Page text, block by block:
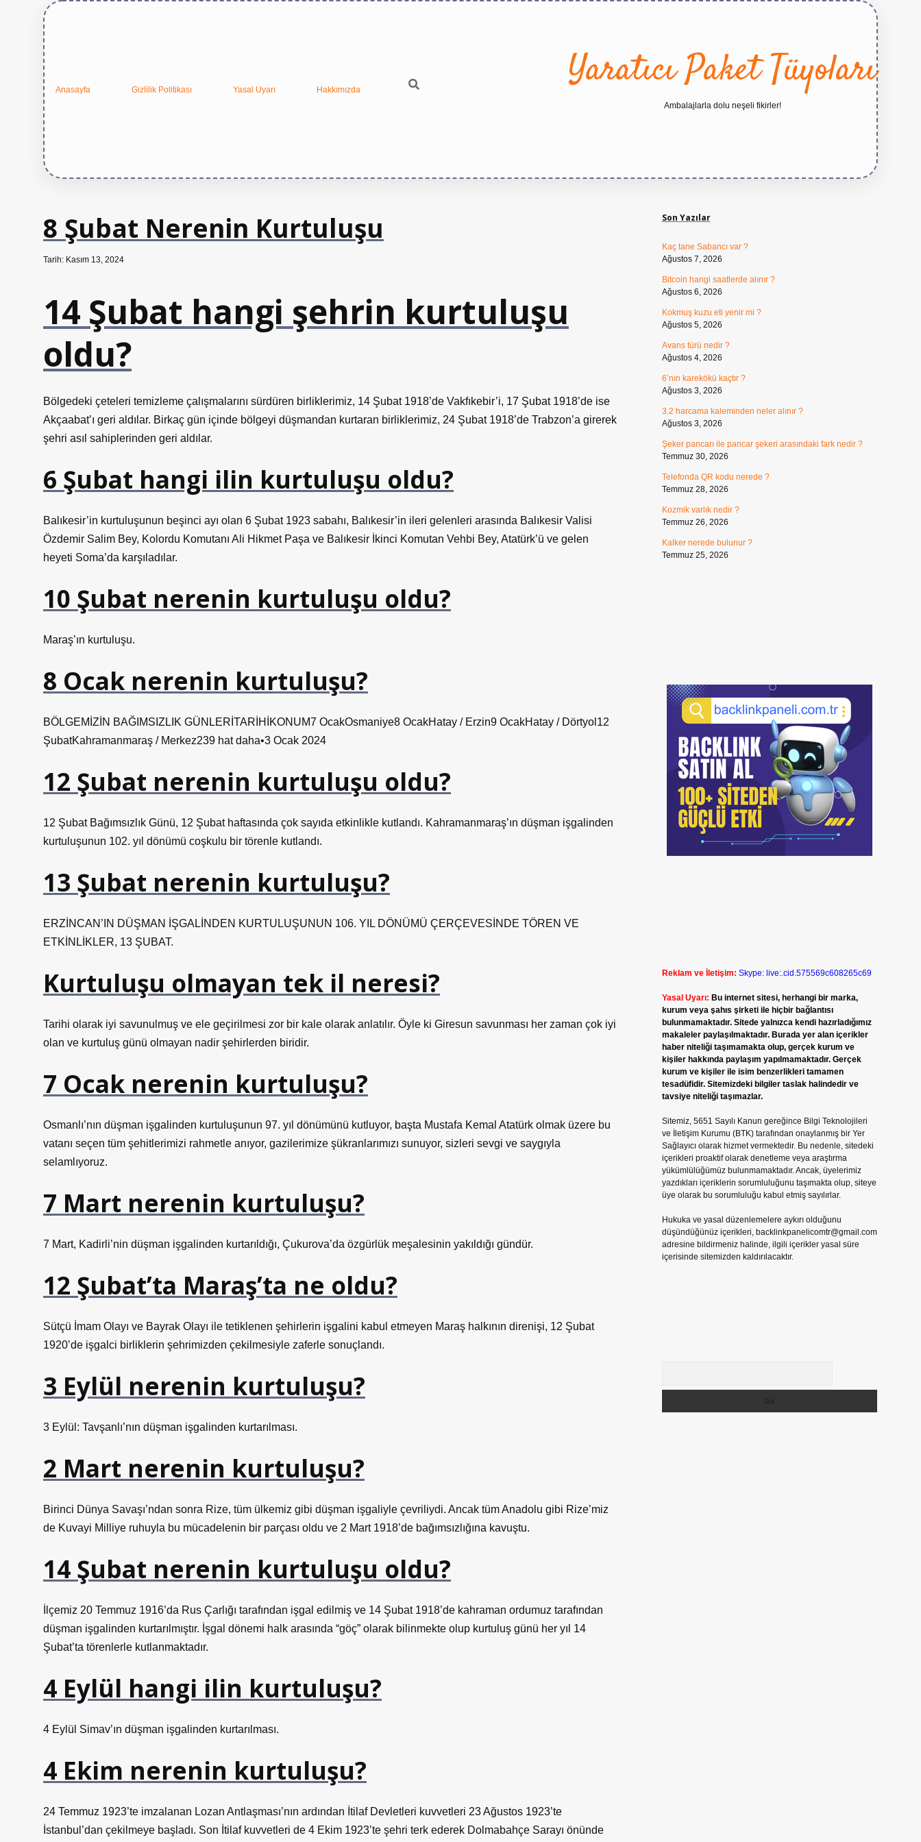
Anasayfa Gizlilik Politikası Yasal Uyarı Hakkımızda Yaratıcı Paket Tüyoları
Ambalajlarla dolu neşeli fikirler!
8 Şubat Nerenin Kurtuluşu
Tarih: Kasım 13, 2024
14 Şubat hangi şehrin kurtuluşu
oldu?
Bölgedeki çeteleri temizleme çalışmalarını sürdüren birliklerimiz, 14 Şubat 1918’de Vakfıkebir’i, 17 Şubat 1918’de ise
Akçaabat’ı geri aldılar. Birkaç gün içinde bölgeyi düşmandan kurtaran birliklerimiz, 24 Şubat 1918’de Trabzon’a girerek
şehri asıl sahiplerinden geri aldılar.
6 Şubat hangi ilin kurtuluşu oldu?
Balıkesir’in kurtuluşunun beşinci ayı olan 6 Şubat 1923 sabahı, Balıkesir’in ileri gelenleri arasında Balıkesir Valisi
Özdemir Salim Bey, Kolordu Komutanı Ali Hikmet Paşa ve Balıkesir İkinci Komutan Vehbi Bey, Atatürk’ü ve gelen
heyeti Soma’da karşıladılar.
10 Şubat nerenin kurtuluşu oldu?
Maraş’ın kurtuluşu.
8 Ocak nerenin kurtuluşu?
BÖLGEMİZİN BAĞIMSIZLIK GÜNLERİTARİHİKONUM7 OcakOsmaniye8 OcakHatay / Erzin9 OcakHatay / Dörtyol12
ŞubatKahramanmaraş / Merkez239 hat daha•3 Ocak 2024
12 Şubat nerenin kurtuluşu oldu?
12 Şubat Bağımsızlık Günü, 12 Şubat haftasında çok sayıda etkinlikle kutlandı. Kahramanmaraş’ın düşman işgalinden
kurtuluşunun 102. yıl dönümü coşkulu bir törenle kutlandı.
13 Şubat nerenin kurtuluşu?
ERZİNCAN’IN DÜŞMAN İŞGALİNDEN KURTULUŞUNUN 106. YIL DÖNÜMÜ ÇERÇEVESİNDE TÖREN VE
ETKİNLİKLER, 13 ŞUBAT.
Kurtuluşu olmayan tek il neresi?
Tarihi olarak iyi savunulmuş ve ele geçirilmesi zor bir kale olarak anlatılır. Öyle ki Giresun savunması her zaman çok iyi
olan ve kurtuluş günü olmayan nadir şehirlerden biridir.
7 Ocak nerenin kurtuluşu?
Osmanlı’nın düşman işgalinden kurtuluşunun 97. yıl dönümünü kutluyor, başta Mustafa Kemal Atatürk olmak üzere bu
vatanı seçen tüm şehitlerimizi rahmetle anıyor, gazilerimize şükranlarımızı sunuyor, sizleri sevgi ve saygıyla
selamlıyoruz.
7 Mart nerenin kurtuluşu?
7 Mart, Kadirli’nin düşman işgalinden kurtarıldığı, Çukurova’da özgürlük meşalesinin yakıldığı gündür.
12 Şubat’ta Maraş’ta ne oldu?
Sütçü İmam Olayı ve Bayrak Olayı ile tetiklenen şehirlerin işgalini kabul etmeyen Maraş halkının direnişi, 12 Şubat
1920’de işgalci birliklerin şehrimizden çekilmesiyle zaferle sonuçlandı.
3 Eylül nerenin kurtuluşu?
3 Eylül: Tavşanlı’nın düşman işgalinden kurtarılması.
2 Mart nerenin kurtuluşu?
Birinci Dünya Savaşı’ndan sonra Rize, tüm ülkemiz gibi düşman işgaliyle çevriliydi. Ancak tüm Anadolu gibi Rize’miz
de Kuvayi Milliye ruhuyla bu mücadelenin bir parçası oldu ve 2 Mart 1918’de bağımsızlığına kavuştu.
14 Şubat nerenin kurtuluşu oldu?
İlçemiz 20 Temmuz 1916’da Rus Çarlığı tarafından işgal edilmiş ve 14 Şubat 1918’de kahraman ordumuz tarafından
düşman işgalinden kurtarılmıştır. İşgal dönemi halk arasında “göç” olarak bilinmekte olup kurtuluş günü her yıl 14
Şubat’ta törenlerle kutlanmaktadır.
4 Eylül hangi ilin kurtuluşu?
4 Eylül Simav’ın düşman işgalinden kurtarılması.
4 Ekim nerenin kurtuluşu?
24 Temmuz 1923’te imzalanan Lozan Antlaşması’nın ardından İtilaf Devletleri kuvvetleri 23 Ağustos 1923’te
İstanbul’dan çekilmeye başladı. Son İtilaf kuvvetleri de 4 Ekim 1923’te şehri terk ederek Dolmabahçe Sarayı önünde
Son Yazılar
Kaç tane Sabancı var ?
Ağustos 7, 2026
Bitcoin hangi saatlerde alınır ?
Ağustos 6, 2026
Kokmuş kuzu eti yenir mi ?
Ağustos 5, 2026
Avans türü nedir ?
Ağustos 4, 2026
6’nın karekökü kaçtır ?
Ağustos 3, 2026
3.2 harcama kaleminden neler alınır ?
Ağustos 3, 2026
Şeker pancarı ile pancar şekeri arasındaki fark nedir ?
Temmuz 30, 2026
Telefonda QR kodu nerede ?
Temmuz 28, 2026
Kozmik varlık nedir ?
Temmuz 26, 2026
Kalker nerede bulunur ?
Temmuz 25, 2026
Reklam ve İletişim: Skype: live:.cid.575569c608265c69
Yasal Uyarı: Bu internet sitesi, herhangi bir marka,
kurum veya şahıs şirketi ile hiçbir bağlantısı
bulunmamaktadır. Sitede yalnızca kendi hazırladığımız
makaleler paylaşılmaktadır. Burada yer alan içerikler
haber niteliği taşımamakta olup, gerçek kurum ve
kişiler hakkında paylaşım yapılmamaktadır. Gerçek
kurum ve kişiler ile isim benzerlikleri tamamen
tesadüfidir. Sitemizdeki bilgiler taslak halindedir ve
tavsiye niteliği taşımazlar.
Sitemiz, 5651 Sayılı Kanun gereğince Bilgi Teknolojileri
ve İletişim Kurumu (BTK) tarafından onaylanmış bir Yer
Sağlayıcı olarak hizmet vermektedir. Bu nedenle, sitedeki
içerikleri proaktif olarak denetleme veya araştırma
yükümlülüğümüz bulunmamaktadır. Ancak, üyelerimiz
yazdıkları içeriklerin sorumluluğunu taşımakta olup, siteye
üye olarak bu sorumluluğu kabul etmiş sayılırlar.
Hukuka ve yasal düzenlemelere aykırı olduğunu
düşündüğünüz içerikleri, backlinkpanelicomtr@gmail.com
adresine bildirmeniz halinde, ilgili içerikler yasal süre
içerisinde sitemizden kaldırılacaktır.